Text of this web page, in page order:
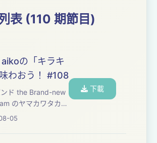
表 (110 期節目)
の「キラキ
わおう！ #108
ド ⁠⁠⁠⁠⁠⁠⁠⁠⁠⁠⁠⁠⁠⁠⁠⁠⁠⁠⁠⁠⁠⁠⁠⁠⁠⁠⁠⁠⁠⁠⁠⁠⁠⁠⁠⁠⁠⁠the Brand-new
のヤマカワタカヒ
トヨウヘイが、自
05
下載